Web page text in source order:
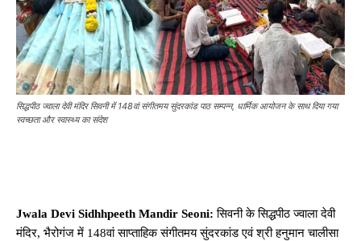
सिद्धपीठ ज्वाला देवी मंदिर सिवनी में 148वां संगीतमय सुंदरकांड पाठ सम्पन्न, धार्मिक आयोजन के साथ दिया गया
स्वच्छता और स्वास्थ्य का संदेश
Jwala Devi Sidhhpeeth Mandir Seoni: सिवनी के सिद्धपीठ ज्वाला देवी
मंदिर, भैरोगंज में 148वां साप्ताहिक संगीतमय सुंदरकांड एवं श्री हनुमान चालीसा